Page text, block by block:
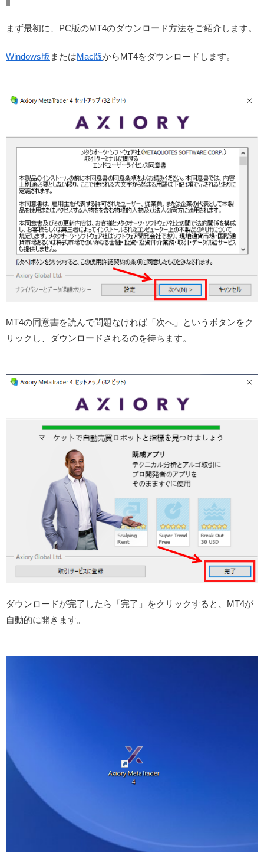
まず最初に、PC版のMT4のダウンロード方法をご紹介します。
Windows版 またはMac版からMT4をダウンロードします。
MT4の同意書を読んで問題なければ「次へ」というボタンをク
リックし、ダウンロードされるのを待ちます。
ダウンロードが完了したら「完了」をクリックすると、MT4が
自動的に開きます。